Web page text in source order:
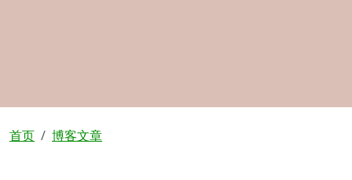
面包屑
首页 博客文章